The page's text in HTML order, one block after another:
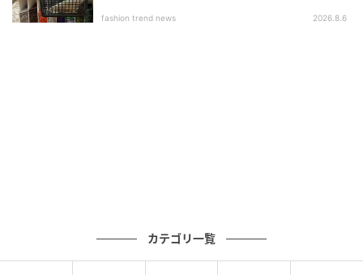
ヘルシンキのサウナはとってもアットホームで心地よ
fashion trend news 2026.8.6
カテゴリ一覧